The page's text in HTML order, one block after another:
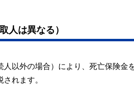
人は異なる）
以外の場合）により、死亡保険金
れます。